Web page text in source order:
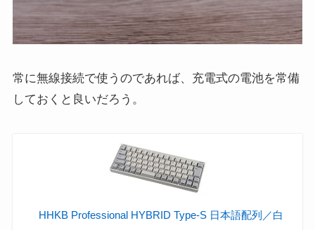
常に無線接続で使うのであれば、充電式の電池を常備
しておくと良いだろう。
HHKB Professional HYBRID Type-S 日本語配列／白